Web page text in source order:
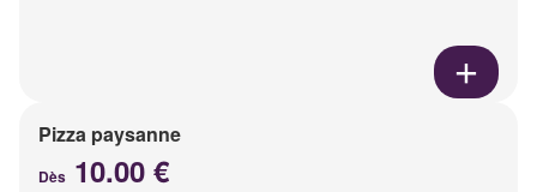
Pizza paysanne
Dès 10.00 €